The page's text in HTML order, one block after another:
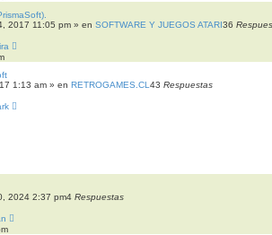
2017 11:05 pm » en SOFTWARE Y JUEGOS ATARI36
1:13 am » en RETROGAMES.CL 43 Respuestas
2024 2:37 pm4 Respuestas